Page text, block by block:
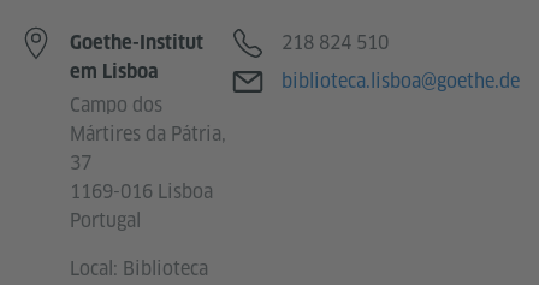
Goethe-Institut
em Lisboa
Campo dos
Mártires da Pátria,
37
1169-016 Lisboa
Portugal
Local: Biblioteca
Telefone
218 824 510
E-mail
biblioteca.lisboa@goethe.de